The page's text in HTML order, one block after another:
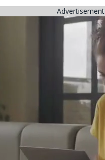
Advertisement